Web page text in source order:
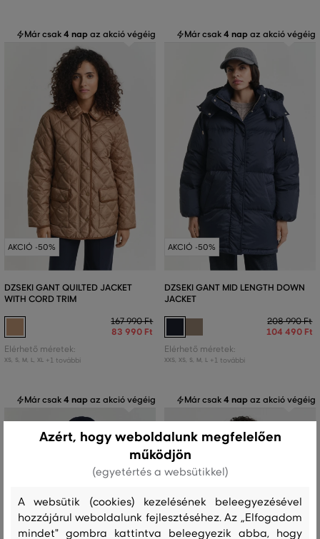
Már csak4 nap az akció végéig
AKCIÓ -50%
DZSEKI GANT QUILTED JACKET
WITH CORD TRIM
167 990 Ft
83 990 Ft
Elérhető méretek:
XS, S, M L, XL +1 további
Már csak4 nap az akció végéig
AKCIÓ -50%
DZSEKI GANT MID LENGTH DOWN
JACKET
208 990 Ft
104 490 Ft
Elérhető méretek:
XXS, XS, S, M L +1 további
Már csak4 nap az akció végéig Már csak4 nap az akció végéig
Azért, hogy weboldalunk megfelelően
működjön
(egyetértés a websütikkel)
A websütik (cookies) kezelésének beleegyezésével
hozzájárul weboldalunk fejlesztéséhez. Az „Elfogadom
mindet" gombra kattintva beleegyezik abba, hogy